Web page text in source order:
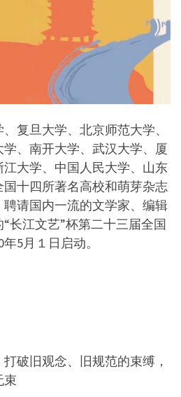
复旦大学、北京师范大学、
、南开大学、武汉大学、厦
大学、中国人民大学、山东
十四所著名高校和萌芽杂志
请国内一流的文学家、编辑
长江文艺”杯第二十三届全国
5月１日启动。
破旧观念、旧规范的束缚，
束